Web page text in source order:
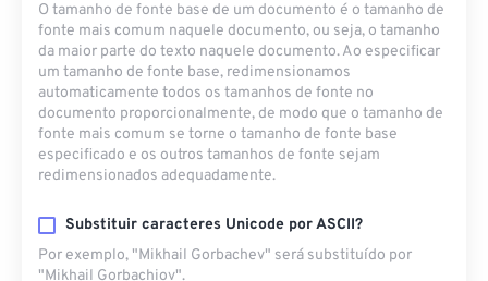
O tamanho de fonte base de um documento é o tamanho de
fonte mais comum naquele documento, ou seja, o tamanho
da maior parte do texto naquele documento. Ao especificar
um tamanho de fonte base, redimensionamos
automaticamente todos os tamanhos de fonte no
documento proporcionalmente, de modo que o tamanho de
fonte mais comum se torne o tamanho de fonte base
especificado e os outros tamanhos de fonte sejam
redimensionados adequadamente.
Substituir caracteres Unicode por ASCII?
Por exemplo, "Mikhail Gorbachev" será substituído por
"Mikhail Gorbachiov".